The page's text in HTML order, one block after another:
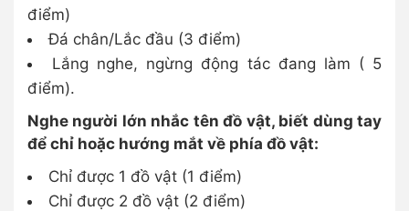
điểm)
Đá chân/Lắc đầu (3 điểm)
Lắng nghe, ngừng động tác đang làm ( 5
điểm).
Nghe người lớn nhắc tên đồ vật, biết dùng tay
để chỉ hoặc hướng mắt về phía đồ vật:
Chỉ được 1 đồ vật (1 điểm)
Chỉ được 2 đồ vật (2 điểm)